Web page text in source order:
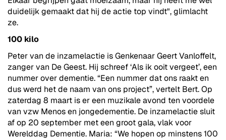
duidelijk gemaakt dat hij de actie top vindt", glimlacht
ze.
100 kilo
Peter van de inzamelactie is Genkenaar Geert Vanloffelt,
zanger van De Geest. Hij schreef ‘Als ik ooit vergeet’, een
nummer over dementie. “Een nummer dat ons raakt en
dus werd het de naam van ons project”, vertelt Bert. Op
zaterdag 8 maart is er een muzikale avond ten voordele
van vzw Menos en jongedementie. De inzamelactie sluit
af op 20 september met een groot gala, vlak voor
Werelddag Dementie. Maria: “We hopen op minstens 100